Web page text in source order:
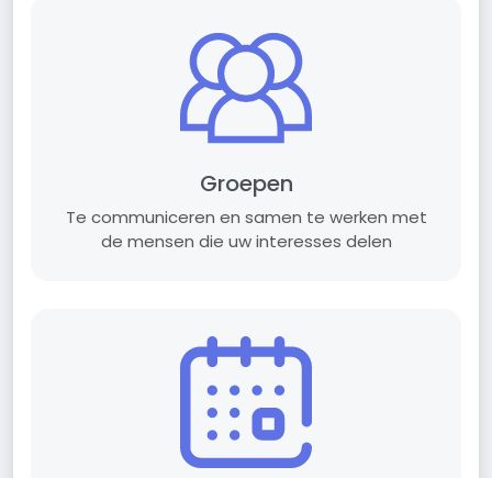
Groepen
Te communiceren en samen te werken met
de mensen die uw interesses delen